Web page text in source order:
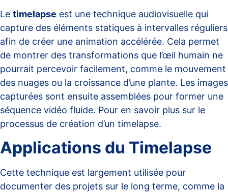
Le timelapse est une technique audiovisuelle qui
capture des éléments statiques à intervalles réguliers
afin de créer une animation accélérée. Cela permet
de montrer des transformations que l’œil humain ne
pourrait percevoir facilement, comme le mouvement
des nuages ou la croissance d’une plante. Les images
capturées sont ensuite assemblées pour former une
séquence vidéo fluide. Pour en savoir plus sur le
processus de création d’un timelapse.
Applications du Timelapse
Cette technique est largement utilisée pour
documenter des projets sur le long terme, comme la